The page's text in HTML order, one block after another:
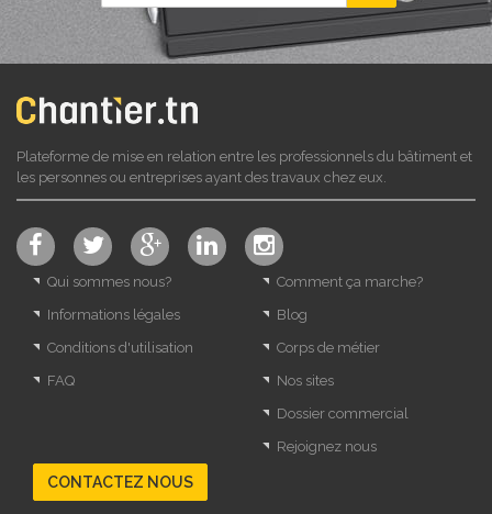
Plateforme de mise en relation entre les professionnels du bâtiment et
les personnes ou entreprises ayant des travaux chez eux.
Qui sommes nous?
Informations légales
Conditions d'utilisation
FAQ
Comment ça marche?
Blog
Corps de métier
Nos sites
Dossier commercial
Rejoignez nous
CONTACTEZ NOUS